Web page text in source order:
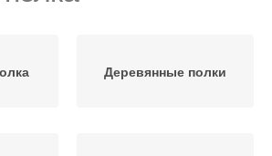
Деревянные полки